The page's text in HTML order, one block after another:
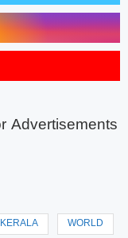
KERALA WORLD